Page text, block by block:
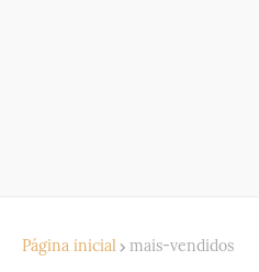
Página inicial mais-vendidos